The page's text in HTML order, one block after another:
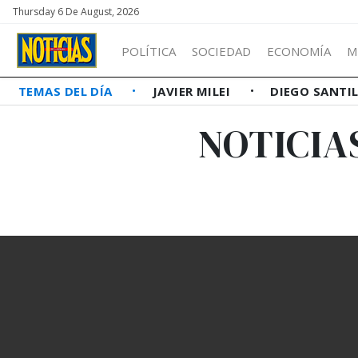
Thursday 6 De August, 2026
POLÍTICA SOCIEDAD ECONOMÍA
TEMAS DEL DÍA JAVIER MILEI DIEGO